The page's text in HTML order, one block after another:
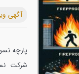
آگهی
پارچه
شرکت